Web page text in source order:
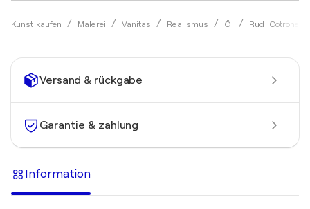
Kunst kaufen Malerei Vanitas Realismus Öl Rudi Cotroneo
Versand & rückgabe
Garantie & zahlung
Information